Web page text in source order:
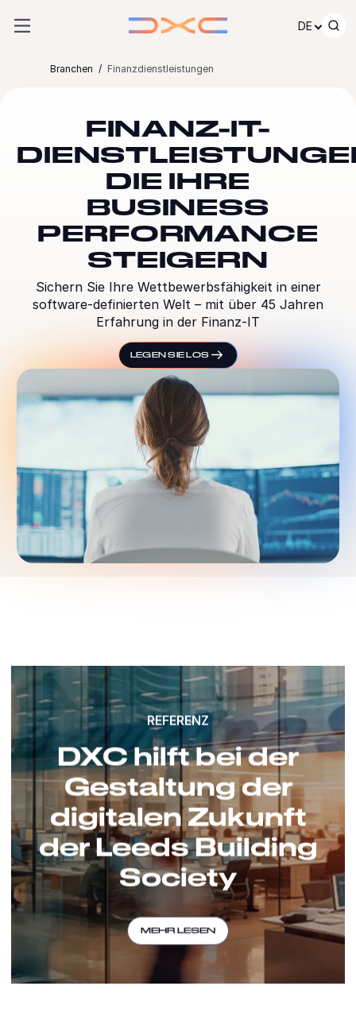
DE
Branchen Finanzdienstleistungen
FINANZ-IT-
DIE IHRE
BUSINESS
PERFORMANCE
STEIGERN
Sichern Sie Ihre Wettbewerbsfähigkeit in einer
software-definierten Welt – mit über 45 Jahren
Erfahrung in der Finanz-IT
LEGEN SIE LOS
REFERENZ
DXC hilft bei der
Gestaltung der
digitalen Zukunft
der Leeds Building
Society
MEHR LESEN